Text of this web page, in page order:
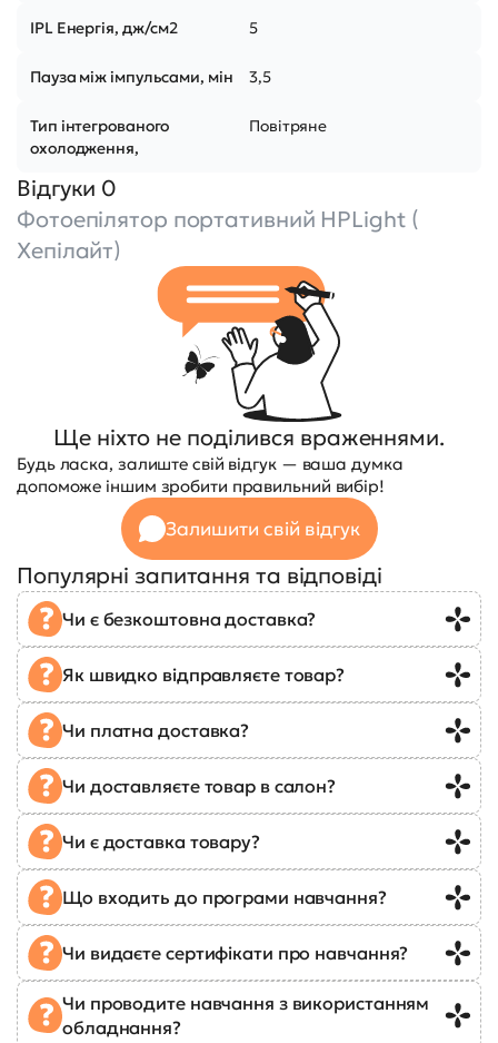
IPL Енергія, дж/см2 5
Пауза між імпульсами, мін 3,5
Тип інтегрованого
охолодження,
Повітряне
Відгуки 0
Фотоепілятор портативний HPLight (
Хепілайт)
Ще ніхто не поділився враженнями.
Будь ласка, залиште свій відгук — ваша думка
допоможе іншим зробити правильний вибір!
Залишити свій відгук
Популярні запитання та відповіді
Чи є безкоштовна доставка?
Як швидко відправляєте товар?
Чи платна доставка?
Чи доставляєте товар в салон?
Чи є доставка товару?
Що входить до програми навчання?
Чи видаєте сертифікати про навчання?
Чи проводите навчання з використанням
обладнання?